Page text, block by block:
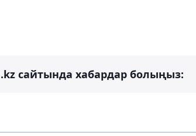
сайтында хабардар болыңыз: